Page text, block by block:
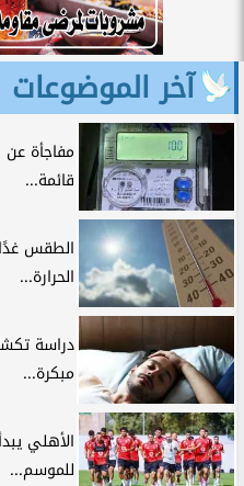
آخر الموضوعات
مفاجأة عن
قائمة...
الحرارة...
دراسة
مبكرة...
الأهلي
للموسم...